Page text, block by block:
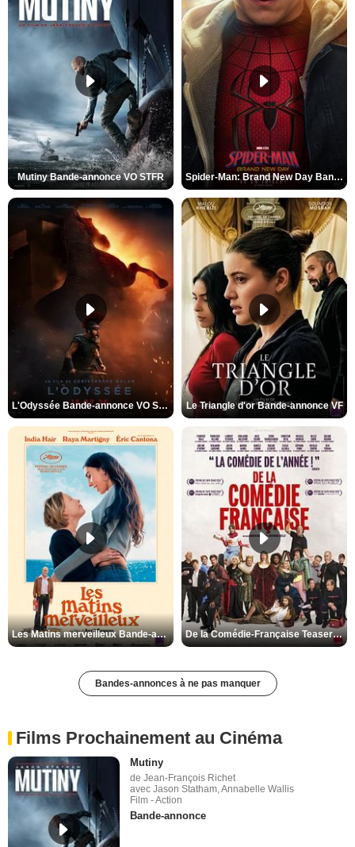
Mutiny Bande-annonce VO STFR Spider-Man: Brand New Day Bande-annonce VO STFR
L'Odyssée Bande-annonce VO STFR Le Triangle d'or Bande-annonce VF
Les Matins merveilleux Bande-annonce VF De la Comédie-Française Teaser VF
Bandes-annonces à ne pas manquer
Films Prochainement au Cinéma
Mutiny
de Jean-François Richet
avec Jason Statham, Annabelle Wallis
Film - Action
Bande-annonce